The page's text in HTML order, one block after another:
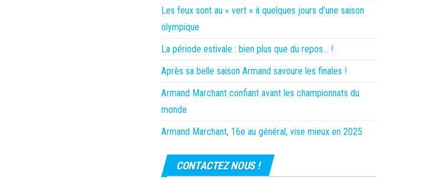
Les feux sont au « vert » à quelques jours d’une saison
olympique
La période estivale : bien plus que du repos… !
Après sa belle saison Armand savoure les finales !
Armand Marchant confiant avant les championnats du
monde
Armand Marchant, 16e au général, vise mieux en 2025
CONTACTEZ NOUS !